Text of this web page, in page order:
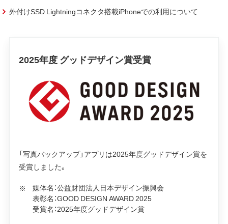
外付けSSD Lightningコネクタ搭載iPhoneでの利用について
2025年度 グッドデザイン賞受賞
「写真バックアップ」アプリは2025年度グッドデザイン賞を
受賞しました。
媒体名：公益財団法人日本デザイン振興会
表彰名：GOOD DESIGN AWARD 2025
受賞名：2025年度グッドデザイン賞